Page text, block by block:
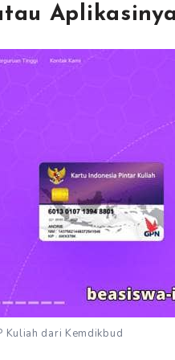
Kuliah dari Kemdikbud